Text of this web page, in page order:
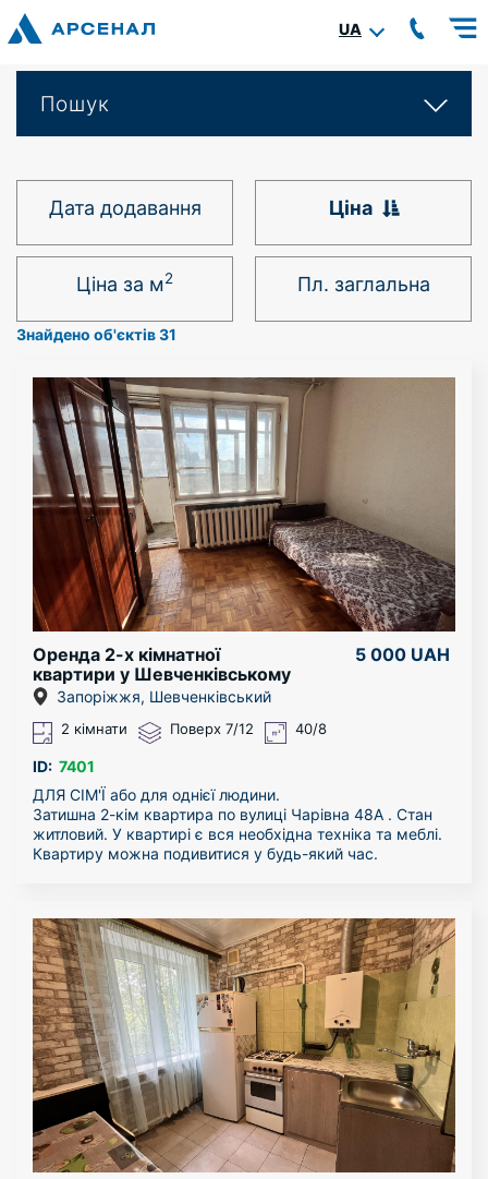
UA
Пошук
Дата додавання Ціна
Ціна за м2 Пл. заглальна
Знайдено об'єктів 31
Оренда 2-х кімнатної
квартири у Шевченківському
районі
5 000 UAH
Запоріжжя, Шевченківський
2 кімнати Поверх 7/12 40/8
ID: 7401
ДЛЯ СІМ'Ї або для однієї людини.
Затишна 2-кім квартира по вулиці Чарівна 48А . Стан
житловий. У квартирі є вся необхідна техніка та меблі.
Квартиру можна подивитися у будь-який час.